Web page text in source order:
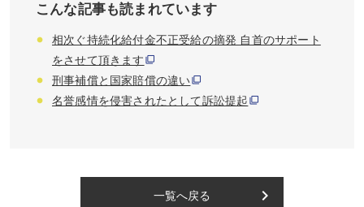
こんな記事も読まれています
相次ぐ持続化給付金不正受給の摘発 自首のサポート
をさせて頂きます
刑事補償と国家賠償の違い
名誉感情を侵害されたとして訴訟提起
一覧へ戻る keyboard_arrow_right